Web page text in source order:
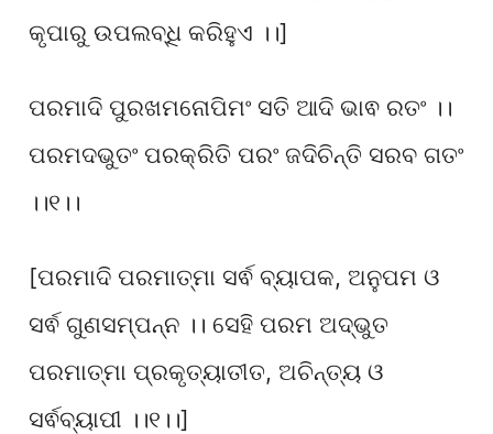
କୃପାରୁ ଉପଲବ୍ଧି କରିହୁଏ ।।]
ପରମାଦି ପୁରଖମନୋପିମଂ ସତି ଆଦି ଭାଵ ରତଂ ।।
ପରମଦଭୁତଂ ପରକ୍ରିତି ପରଂ ଜଦିଚିନ୍ତି ସରବ ଗତଂ
।।୧।।
[ପରମାଦି ପରମାତ୍ମା ସର୍ଵ ବ୍ୟାପକ, ଅନୁପମ ଓ
ସର୍ଵ ଗୁଣସମ୍ପନ୍ନ ।। ସେହି ପରମ ଅଦ୍ଭୁତ
ପରମାତ୍ମା ପ୍ରକୃତ୍ୟାତୀତ, ଅଚିନ୍ତ୍ୟ ଓ
ସର୍ଵବ୍ୟାପୀ ।।୧।।]